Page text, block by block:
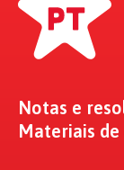
Notas e
Materiais